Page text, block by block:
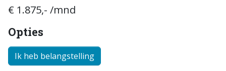
€ 1.875,- /mnd
Opties
Ik heb belangstelling